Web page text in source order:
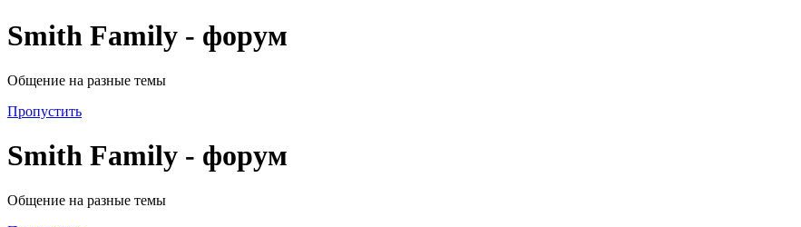
Smith Family - форум
Общение на разные темы
Пропустить
Smith Family - форум
Общение на разные темы